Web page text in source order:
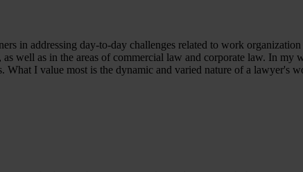
in addressing day-to-day challenges related to work
well as in the areas of commercial law and corporate law. In
What I value most is the dynamic and varied nature of a lawyer's